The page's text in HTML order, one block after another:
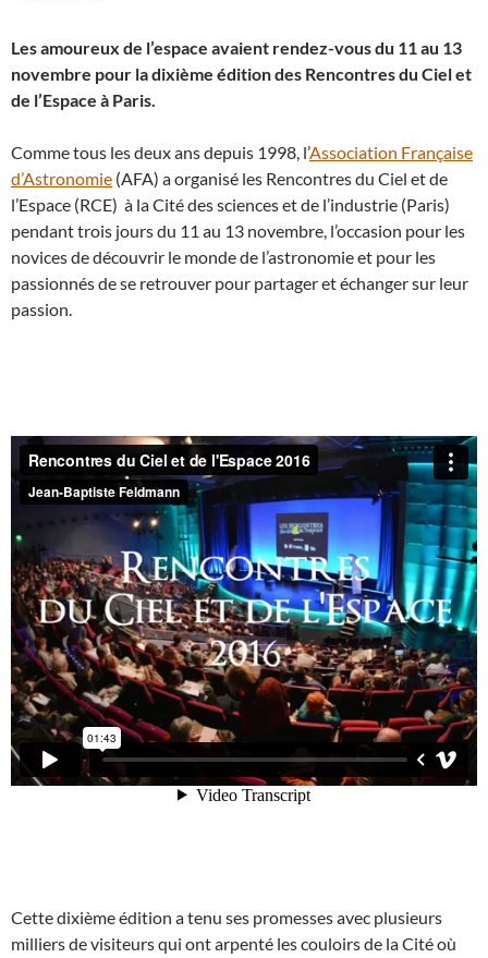
Les amoureux de l’espace avaient rendez-vous du 11 au 13
novembre pour la dixième édition des Rencontres du Ciel et
de l’Espace à Paris.
Comme tous les deux ans depuis 1998, l’Association Française
d’Astronomie (AFA) a organisé les Rencontres du Ciel et de
l’Espace (RCE) à la Cité des sciences et de l’industrie (Paris)
pendant trois jours du 11 au 13 novembre, l’occasion pour les
novices de découvrir le monde de l’astronomie et pour les
passionnés de se retrouver pour partager et échanger sur leur
passion.
Cette dixième édition a tenu ses promesses avec plusieurs
milliers de visiteurs qui ont arpenté les couloirs de la Cité où